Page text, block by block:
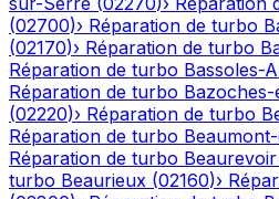
(02700)› Réparation de turbo
(02170)› Réparation de turbo
Réparation de turbo Bassoles-
Réparation de turbo
(02220)› Réparation de turbo
Réparation de turbo
Réparation de turbo Beaurevoir
turbo Beaurieux (02160)›